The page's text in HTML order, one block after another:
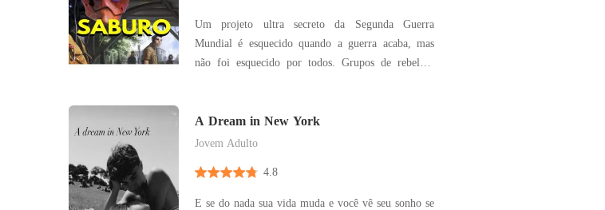
Um projeto ultra secreto da Segunda Guerra
Mundial é esquecido quando a guerra acaba, mas
não foi esquecido por todos. Grupos de rebeldes
equipe impedir que o projeto Saburo caia em mãos
erradas.
A Dream in New York
Jovem Adulto
4.8
E se do nada sua vida muda e você vê seu sonho se